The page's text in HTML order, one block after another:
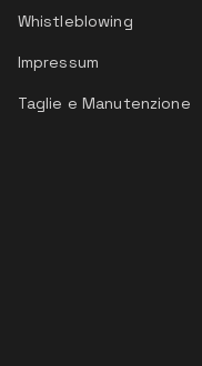
Whistleblowing
Impressum
Taglie e Manutenzione